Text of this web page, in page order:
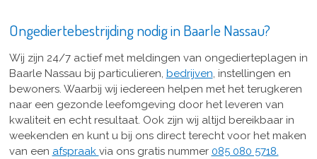
Ongediertebestrijding nodig in Baarle Nassau?
Wij zijn 24/7 actief met meldingen van ongedierteplagen in
Baarle Nassau bij particulieren, bedrijven, instellingen en
bewoners. Waarbij wij iedereen helpen met het terugkeren
naar een gezonde leefomgeving door het leveren van
kwaliteit en echt resultaat. Ook zijn wij altijd bereikbaar in
weekenden en kunt u bij ons direct terecht voor het maken
van een afspraak via ons gratis nummer 085 080 5718.